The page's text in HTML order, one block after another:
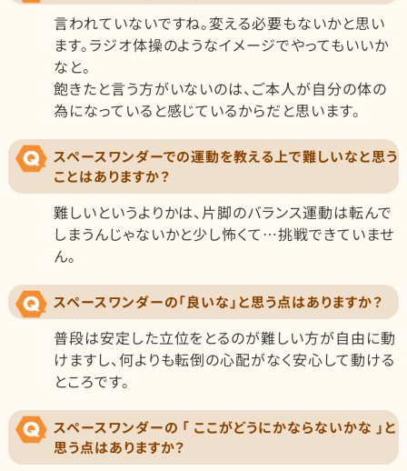
言われていないですね。変える必要もないかと思い
ます。ラジオ体操のようなイメージでやってもいいか
なと。
飽きたと言う方がいないのは、ご本人が自分の体の
為になっていると感じているからだと思います。
スペースワンダーでの運動を教える上で難しいなと思う
ことはありますか？
難しいというよりかは、片脚のバランス運動は転んで
しまうんじゃないかと少し怖くて…挑戦できていませ
ん。
スペースワンダーの「良いな」と思う点はありますか？
普段は安定した立位をとるのが難しい方が自由に動
けますし、何よりも転倒の心配がなく安心して動ける
ところです。
スペースワンダーの 「 ここがどうにかならないかな 」と
思う点はありますか？